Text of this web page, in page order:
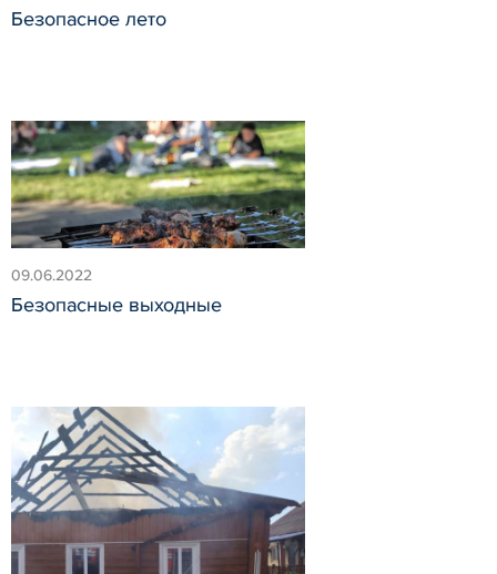
Безопасное лето
09.06.2022
Безопасные выходные